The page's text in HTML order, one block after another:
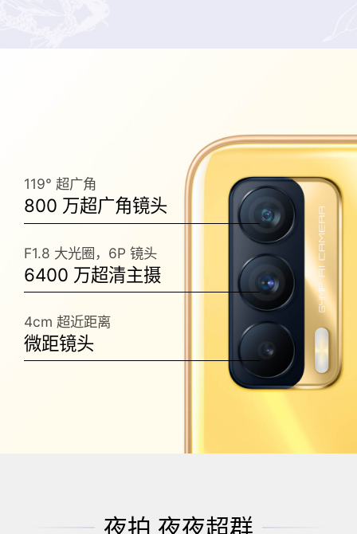
119° 超广角
800 万超广角镜头
F1.8 大光圈，6P 镜头
6400 万超清主摄
4cm 超近距离
微距镜头
夜拍 夜夜超群